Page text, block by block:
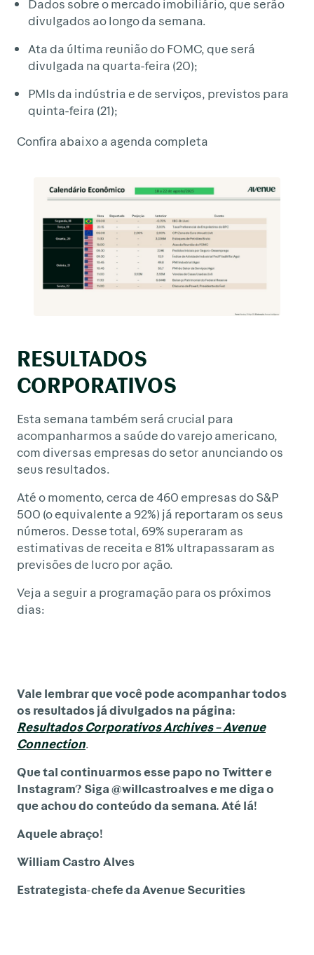
Dados sobre o mercado imobiliário, que serão
divulgados ao longo da semana.
Ata da última reunião do FOMC, que será
divulgada na quarta-feira (20);
PMIs da indústria e de serviços, previstos para
quinta-feira (21);
Confira abaixo a agenda completa
RESULTADOS
CORPORATIVOS
Esta semana também será crucial para
acompanharmos a saúde do varejo americano,
com diversas empresas do setor anunciando os
seus resultados.
Até o momento, cerca de 460 empresas do S&P
500 (o equivalente a 92%) já reportaram os seus
números. Desse total, 69% superaram as
estimativas de receita e 81% ultrapassaram as
previsões de lucro por ação.
Veja a seguir a programação para os próximos
dias:
Vale lembrar que você pode acompanhar todos
os resultados já divulgados na página:
Resultados Corporativos Archives – Avenue
Connection.
Que tal continuarmos esse papo no Twitter e
Instagram? Siga @willcastroalves e me diga o
que achou do conteúdo da semana. Até lá!
Aquele abraço!
William Castro Alves
Estrategista-chefe da Avenue Securities